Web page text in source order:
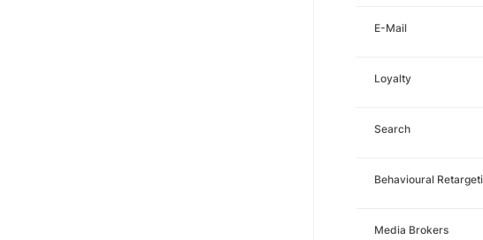
E-Mail
Loyalty
Search
Behavioural
Media Brokers